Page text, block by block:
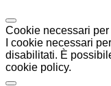
Cookie necessari
I cookie necessari
disabilitati. È
cookie policy.